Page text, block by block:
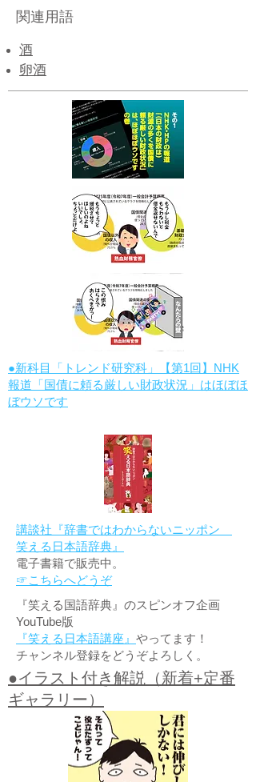
関連用語
酒
卵酒
●新科目「トレンド研究科」【第1回】NHK
報道「国債に頼る厳しい財政状況」はほぼほ
ぼウソです
講談社『辞書ではわからないニッポン
笑える日本語辞典』
電子書籍で販売中。
☞こちらへどうぞ
『笑える国語辞典』のスピンオフ企画
YouTube版
『笑える日本語講座』 やってます！
チャンネル登録をどうぞよろしく。
●イラスト付き解説（新着+定番
ギャラリー）